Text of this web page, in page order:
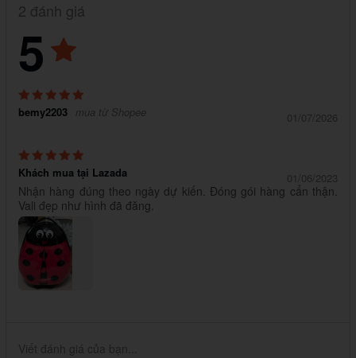
2 đánh giá
5
bemy2203 mua từ Shopee 01/07/2026
Khách mua tại Lazada 01/06/2023
Nhận hàng đúng theo ngày dự kiến. Đóng gói hàng cẩn thận.
Vali đẹp như hình đã đăng.
Viết đánh giá của bạn...